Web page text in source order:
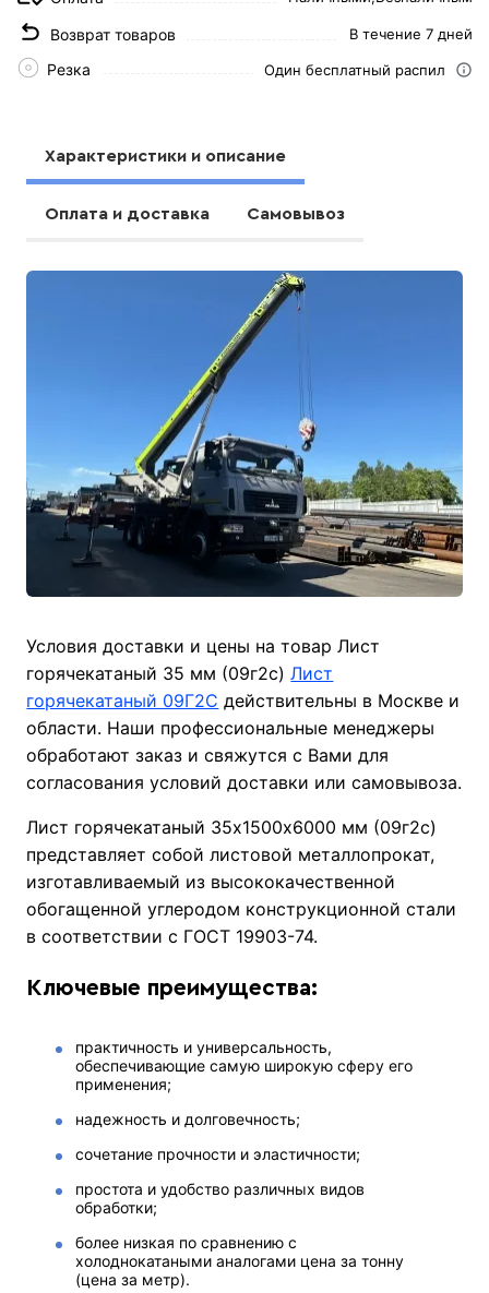
Возврат товаров В течение 7 дней
Резка Один бесплатный распил
Характеристики и описание
Оплата и доставка Самовывоз
Условия доставки и цены на товар Лист
горячекатаный 35 мм (09г2с)Лист
горячекатаный 09Г2С действительны в Москве и
области. Наши профессиональные менеджеры
обработают заказ и свяжутся с Вами для
согласования условий доставки или самовывоза.
Лист горячекатаный 35х1500х6000 мм (09г2с)
представляет собой листовой металлопрокат,
изготавливаемый из высококачественной
обогащенной углеродом конструкционной стали
в соответствии с ГОСТ 19903-74.
Ключевые преимущества:
практичность и универсальность,
обеспечивающие самую широкую сферу его
применения;
надежность и долговечность;
сочетание прочности и эластичности;
простота и удобство различных видов
обработки;
более низкая по сравнению с
холоднокатаными аналогами цена за тонну
(цена за метр).